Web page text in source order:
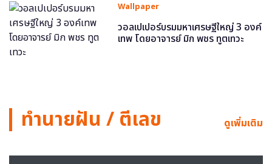
Wallpaper
วอลเปเปอร์บรมมหาเศรษฐีใหญ่ 3 องค์
เทพ โดยอาจารย์ มิก พชร ทูตเทวะ
ทำนายฝัน / ตีเลข ดูเพิ่มเติม